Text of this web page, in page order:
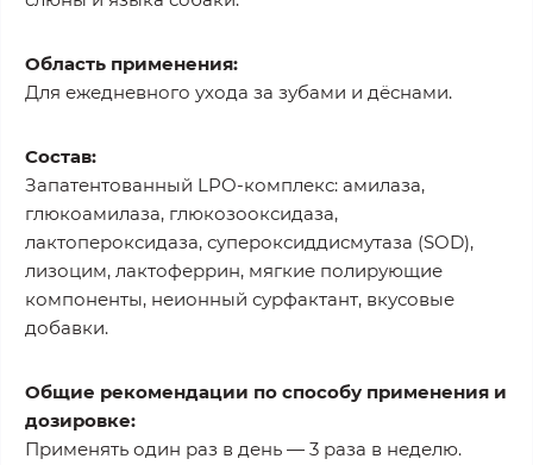
Область применения:
Для ежедневного ухода за зубами и дёснами.
Состав:
Запатентованный LPO-комплекс: амилаза,
глюкоамилаза, глюкозооксидаза,
лактопероксидаза, супероксиддисмутаза (SOD),
лизоцим, лактоферрин, мягкие полирующие
компоненты, неионный сурфактант, вкусовые
добавки.
Общие рекомендации по способу применения и
дозировке:
Применять один раз в день — 3 раза в неделю.